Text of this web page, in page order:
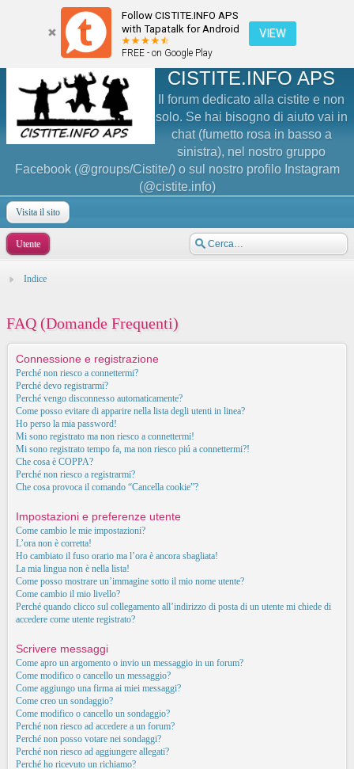
Follow CISTITE.INFO APS
with Tapatalk for Android
FREE - on Google Play
VIEW
CISTITE.INFO APS
Il forum dedicato alla cistite e non
solo. Se hai bisogno di aiuto vai in
chat (fumetto rosa in basso a
sinistra), nel nostro gruppo
Facebook (@groups/Cistite/) o sul nostro profilo Instagram
(@cistite.info)
Visita il sito
Utente
Indice
FAQ (Domande Frequenti)
Connessione e registrazione
Perché non riesco a connettermi?
Perché devo registrarmi?
Perché vengo disconnesso automaticamente?
Come posso evitare di apparire nella lista degli utenti in linea?
Ho perso la mia password!
Mi sono registrato ma non riesco a connettermi!
Mi sono registrato tempo fa, ma non riesco piú a connettermi?!
Che cosa è COPPA?
Perché non riesco a registrarmi?
Che cosa provoca il comando “Cancella cookie”?
Impostazioni e preferenze utente
Come cambio le mie impostazioni?
L’ora non è corretta!
Ho cambiato il fuso orario ma l’ora è ancora sbagliata!
La mia lingua non è nella lista!
Come posso mostrare un’immagine sotto il mio nome utente?
Come cambio il mio livello?
Perché quando clicco sul collegamento all’indirizzo di posta di un utente mi chiede di
accedere come utente registrato?
Scrivere messaggi
Come apro un argomento o invio un messaggio in un forum?
Come modifico o cancello un messaggio?
Come aggiungo una firma ai miei messaggi?
Come creo un sondaggio?
Come modifico o cancello un sondaggio?
Perché non riesco ad accedere a un forum?
Perché non posso votare nei sondaggi?
Perché non riesco ad aggiungere allegati?
Perché ho ricevuto un richiamo?